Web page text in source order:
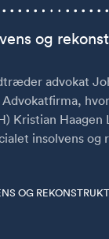
og
advokat
Kristian
insolvens og
OG